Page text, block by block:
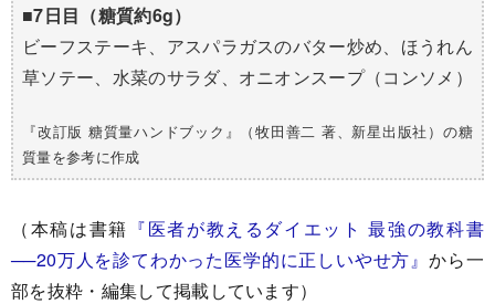
■7日目（糖質約6g）
ビーフステーキ、アスパラガスのバター炒め、ほうれん
草ソテー、水菜のサラダ、オニオンスープ（コンソメ）
『改訂版 糖質量ハンドブック』（牧田善二 著、新星出版社）の糖
質量を参考に作成
（本稿は書籍 『医者が教えるダイエット 最強の教科書
──20万人を診てわかった医学的に正しいやせ方』から一
部を抜粋・編集して掲載しています）